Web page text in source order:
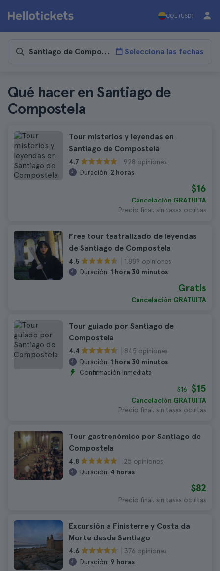
COL (USD)
Selecciona las fechas
Qué hacer en Santiago de
Compostela
Tour misterios y leyendas en
Santiago de Compostela
4.7
928 opiniones
Duración: 2 horas
$16
Cancelación GRATUITA
Precio final, sin tasas ocultas
Free tour teatralizado de leyendas
de Santiago de Compostela
4.5
1.889 opiniones
Duración: 1 hora 30 minutos
Gratis
Cancelación GRATUITA
Tour guiado por Santiago de
Compostela
4.4
845 opiniones
Duración: 1 hora 30 minutos
Confirmación inmediata
$16 $15
Cancelación GRATUITA
Precio final, sin tasas ocultas
Tour gastronómico por Santiago de
Compostela
4.8
25 opiniones
Duración: 4 horas
$82
Precio final, sin tasas ocultas
Excursión a Finisterre y Costa da
Morte desde Santiago
4.6
376 opiniones
Duración: 9 horas